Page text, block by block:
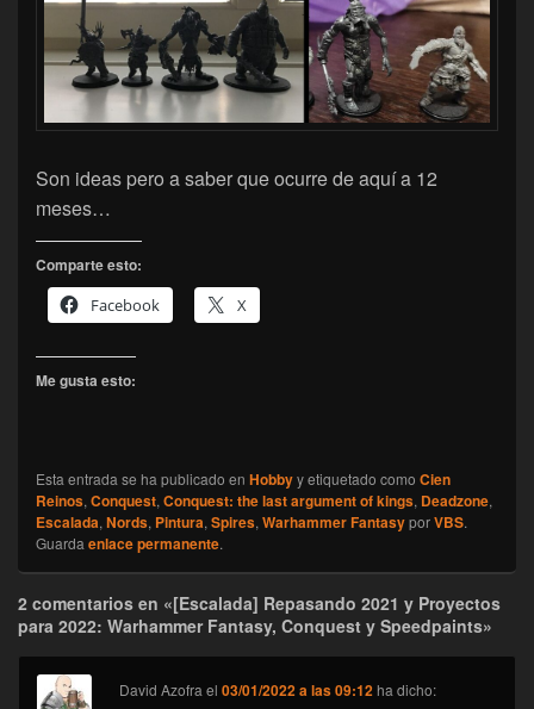
Son ideas pero a saber que ocurre de aquí a 12
meses…
Comparte esto:
Facebook
X
Me gusta esto:
Esta entrada se ha publicado en Hobbyy etiquetado como Cien
Reinos,Conquest,Conquest: the last argument of kings, Deadzone,
Escalada,Nords, Pintura,Spires,Warhammer FantasyporVBS.
Guardaenlace permanente.
2 comentarios en «[Escalada] Repasando 2021 y Proyectos
para 2022: Warhammer Fantasy, Conquest y Speedpaints»
David Azofrael03/01/2022 a las 09:12 ha dicho: